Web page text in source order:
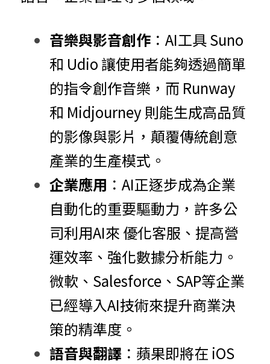
音樂與影音創作 ：AI工具 Suno
和 Udio 讓使用者能夠透過簡單
的指令創作音樂，而 Runway
和 Midjourney 則能生成高品質
的影像與影片，顛覆傳統創意
產業的生產模式。
企業應用 ：AI正逐步成為企業
自動化的重要驅動力，許多公
司利用AI來 優化客服、提高營
運效率、強化數據分析能力。
微軟、Salesforce、SAP等企業
已經導入AI技術來提升商業決
策的精準度。
語音與翻譯 ：蘋果即將在 iOS